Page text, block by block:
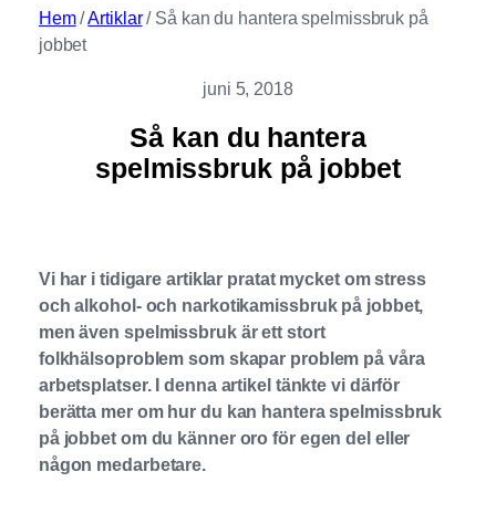
Hem/Artiklar/ Så kan du hantera spelmissbruk på
jobbet
juni 5, 2018
Så kan du hantera
spelmissbruk på jobbet
Vi har i tidigare artiklar pratat mycket om stress
och alkohol- och narkotikamissbruk på jobbet,
men även spelmissbruk är ett stort
folkhälsoproblem som skapar problem på våra
arbetsplatser. I denna artikel tänkte vi därför
berätta mer om hur du kan hantera spelmissbruk
på jobbet om du känner oro för egen del eller
någon medarbetare.